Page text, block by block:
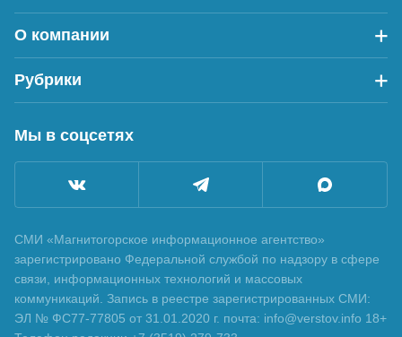
О компании
Рубрики
Мы в соцсетях
СМИ «Магнитогорское информационное агентство»
зарегистрировано Федеральной службой по надзору в сфере
связи, информационных технологий и массовых
коммуникаций. Запись в реестре зарегистрированных СМИ:
ЭЛ № ФС77-77805 от 31.01.2020 г. почта: info@verstov.info 18+